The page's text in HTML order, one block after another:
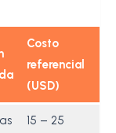
Costo
referencial
(USD)
15 – 25